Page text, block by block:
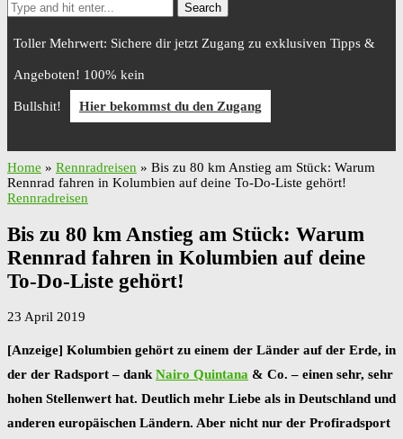
Search
Toller Mehrwert: Sichere dir jetzt Zugang zu exklusiven Tipps &
Angeboten! 100% kein
Bullshit! Hier bekommst du den Zugang
Home » Rennradreisen » Bis zu 80 km Anstieg am Stück: Warum
Rennrad fahren in Kolumbien auf deine To-Do-Liste gehört!
Rennradreisen
Bis zu 80 km Anstieg am Stück: Warum
Rennrad fahren in Kolumbien auf deine
To-Do-Liste gehört!
23 April 2019
[Anzeige] Kolumbien gehört zu einem der Länder auf der Erde, in
der der Radsport – dankNairo Quintana & Co. – einen sehr, sehr
hohen Stellenwert hat. Deutlich mehr Liebe als in Deutschland und
anderen europäischen Ländern. Aber nicht nur der Profiradsport